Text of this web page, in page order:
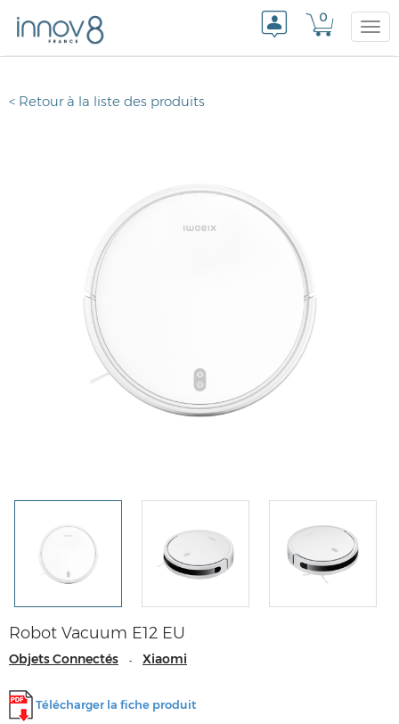
0
< Retour à la liste des produits
Robot Vacuum E12 EU
Objets Connectés - Xiaomi
Télécharger la fiche produit